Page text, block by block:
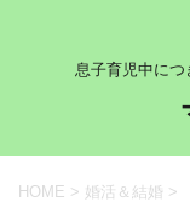
息子育児中に
HOME > 婚活＆結婚 >